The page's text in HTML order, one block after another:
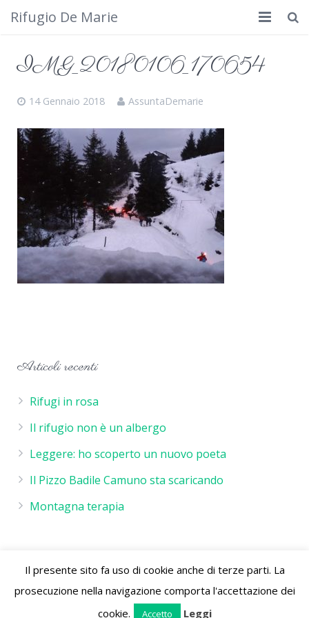
Rifugio De Marie
Cosa fare
Calendario
Foto
Cimbergo da vedere
Contatti
IMG_20180106_170654
14 Gennaio 2018 AssuntaDemarie
Articoli recenti
Rifugi in rosa
Il rifugio non è un albergo
Leggere: ho scoperto un nuovo poeta
Il Pizzo Badile Camuno sta scaricando
Montagna terapia
Rifugio De Marie - P.IVA 02244260986 - Rifugio de Marie
Località Volano 25050 Cimbergo (Bs) Parco Naturale
dell'Adamello Vallecamonica Lombardia Italia
Il presente sito fa uso di cookie anche di terze parti. La
prosecuzione nella navigazione comporta l'accettazione dei
cookie.
Accetto Leggi